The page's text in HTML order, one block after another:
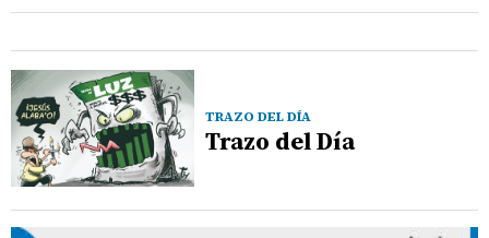
TRAZO DEL DÍA
Trazo del Día